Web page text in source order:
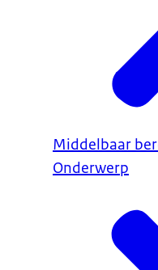
Middelbaar
Onderwerp